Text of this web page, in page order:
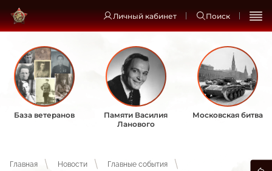
Личный кабинет Поиск
База ветеранов
Памяти Василия
Ланового
Московская битва
Главная Новости
Главные события